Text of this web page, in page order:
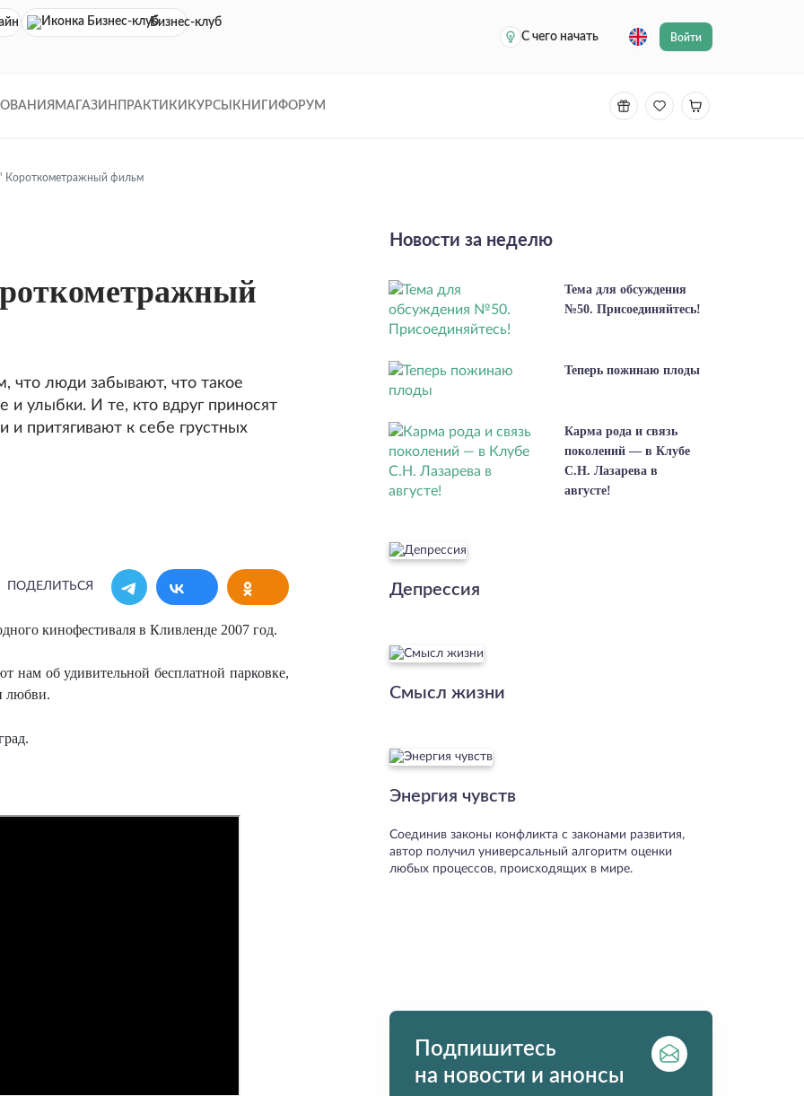
кинотеатр
Бизнес-клуб
С чего начать
Войти
МАГАЗИН ПРАКТИКИ КУРСЫ КНИГИ ФОРУМ
Короткометражный фильм
что люди забывают, что такое
и улыбки. И те, кто вдруг приносят
и притягивают к себе грустных
ПОДЕЛИТЬСЯ
кинофестиваля в Кливленде 2007 год.
нам об удивительной бесплатной парковке,
любви.
Новости за неделю
Тема для обсуждения
№50. Присоединяйтесь!
Теперь пожинаю плоды
Карма рода и связь
поколений — в Клубе
С.Н. Лазарева в
августе!
Депрессия
Смысл жизни
Энергия чувств
Соединив законы конфликта с законами развития,
автор получил универсальный алгоритм оценки
любых процессов, происходящих в мире.
Подпишитесь
на новости и анонсы